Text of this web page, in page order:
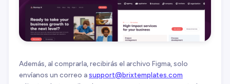
Además, al comprarla, recibirás el archivo Figma, solo
envíanos un correo asupport@brixtemplates.com